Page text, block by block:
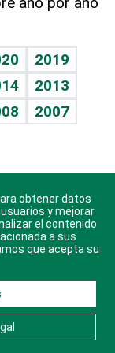
2019
2013
2007
iOS y
reservados.
Libre
obtener datos
y mejorar
el contenido
a sus
que acepta su